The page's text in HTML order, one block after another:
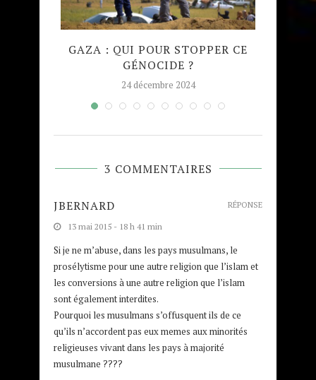
GAZA : QUI POUR STOPPER CE
GÉNOCIDE ?
24 décembre 2024
3 COMMENTAIRES
JBERNARD
13 mai 2015 - 18 h 41 min
Si je ne m’abuse, dans les pays musulmans, le
prosélytisme pour une autre religion que l’islam et
les conversions à une autre religion que l’islam
sont également interdites.
Pourquoi les musulmans s’offusquent ils de ce
qu’ils n’accordent pas eux memes aux minorités
religieuses vivant dans les pays à majorité
musulmane ????
RÉPONSE